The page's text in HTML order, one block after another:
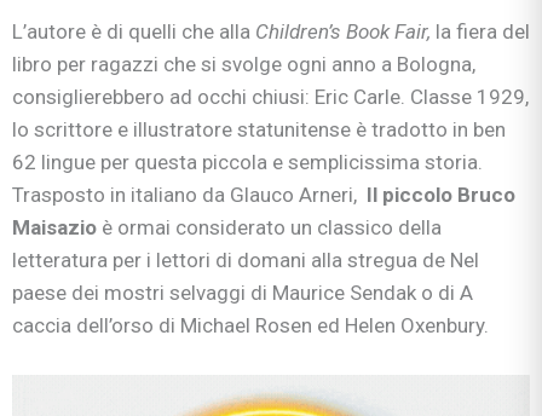
L’autore è di quelli che alla Children’s Book Fair, la fiera del
libro per ragazzi che si svolge ogni anno a Bologna,
consiglierebbero ad occhi chiusi: Eric Carle. Classe 1929,
lo scrittore e illustratore statunitense è tradotto in ben
62 lingue per questa piccola e semplicissima storia.
Trasposto in italiano da Glauco Arneri, Il piccolo Bruco
Maisazio è ormai considerato un classico della
letteratura per i lettori di domani alla stregua de Nel
paese dei mostri selvaggi di Maurice Sendak o di A
caccia dell’orso di Michael Rosen ed Helen Oxenbury.